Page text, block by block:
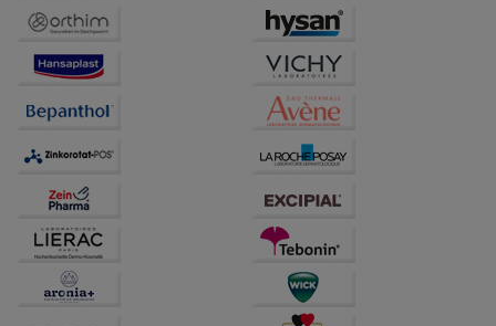
anzuzeigen und unser Partnerprogramm zu
Statistik & Tracking:
Hierüber lassen sich
Informationen über die Art und Weise der Nutzung
unserer Website sammeln, mit deren Hilfe wir unsere
Website weiter für Sie optimieren können, den Inhalt
auf unserer Website aber auch die Werbung auf
Bitte beachten Sie, dass Daten hierfür teilweise an
übertragen werden.